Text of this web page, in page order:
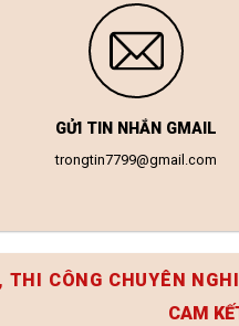
GỬI TIN NHẮN GMAIL
trongtin7799@gmail.com
CÔNG CHUYÊN
CAM